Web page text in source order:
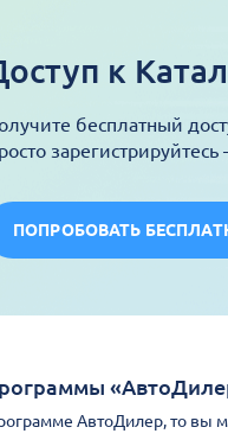
к
бесплатный
ПОПРОБОВАТЬ
АвтоДилер, то вы